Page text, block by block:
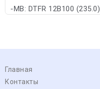
-MB: DTFR 12B100 (235.0)
Главная
Контакты